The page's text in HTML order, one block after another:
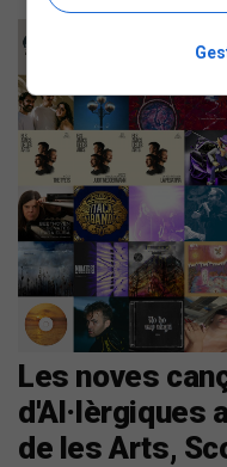
Les noves
d'Al·lèrgiques
de les Arts,